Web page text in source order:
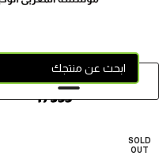
17355
SOLD
OUT